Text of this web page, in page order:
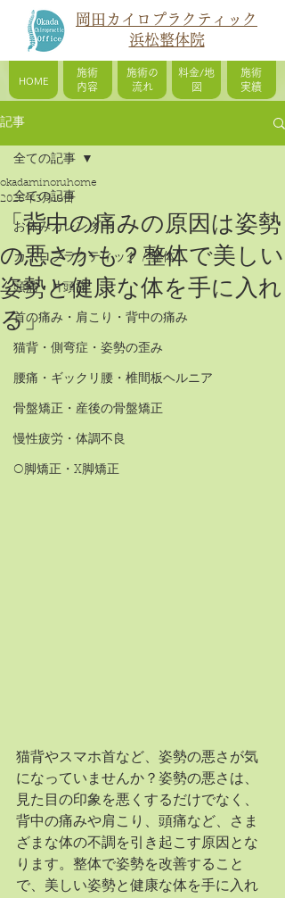
HOME
施術
内容
施術の
流れ
料金/地
図
施術
実績
岡田カイロプラクティック
浜松整体院
記事
全ての記事
お休みカレンダー
カイロプラクティック / 整体
頭痛・片頭痛
首の痛み・肩こり・背中の痛み
猫背・側弯症・姿勢の歪み
腰痛・ギックリ腰・椎間板ヘルニア
骨盤矯正・産後の骨盤矯正
慢性疲労・体調不良
O脚矯正・X脚矯正
全ての記事
「背中の痛みの原因は姿勢
の悪さかも？整体で美しい
姿勢と健康な体を手に入れ
る」
okadaminoruhome
2025年3月19日
猫背やスマホ首など、姿勢の悪さが気
になっていませんか？姿勢の悪さは、
見た目の印象を悪くするだけでなく、
背中の痛みや肩こり、頭痛など、さま
ざまな体の不調を引き起こす原因とな
ります。整体で姿勢を改善すること
で、美しい姿勢と健康な体を手に入れ